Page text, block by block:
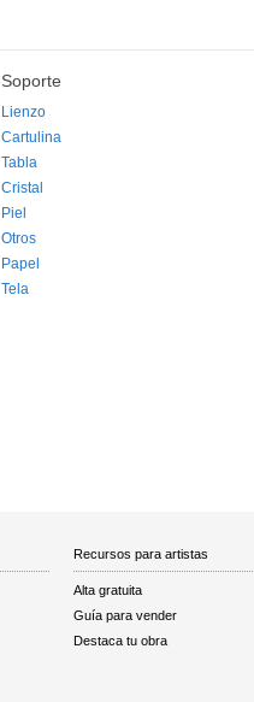
Soporte
Lienzo
Cartulina
Tabla
Cristal
Piel
Otros
Papel
Tela
Recursos para artistas
Alta gratuita
Guía para vender
Destaca tu obra